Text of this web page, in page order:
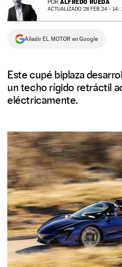
NEWSLETTER
SÍGUENOS
POR ALFREDO RUEDA
ACTUALIZADO 28 FEB 24 - 14:
Añadir EL MOTOR en Google
Este cupé biplaza
un techo rígido retráctil
eléctricamente.